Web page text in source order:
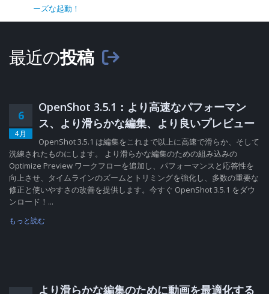
ーズな起動！
最近の投稿
6
4月
OpenShot 3.5.1：より高速なパフォーマン
ス、より滑らかな編集、より良いプレビュー
OpenShot 3.5.1 は編集をこれまで以上に高速で滑らか、そして
洗練されたものにします。 より滑らかな編集のための組み込みの
Optimize Preview ワークフローを追加し、パフォーマンスと応答性を
向上させ、タイムラインのズームとトリミングを強化し、多数の重要な
修正と使いやすさの改善を提供します。今すぐ OpenShot 3.5.1 をダウ
ンロード！...
もっと読む
より滑らかな編集のために動画を最適化する